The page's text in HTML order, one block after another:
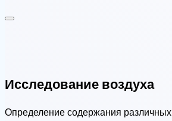
Исследование воздуха
Определение содержания